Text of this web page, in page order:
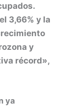
3,66% y la
y
récord»,
ya